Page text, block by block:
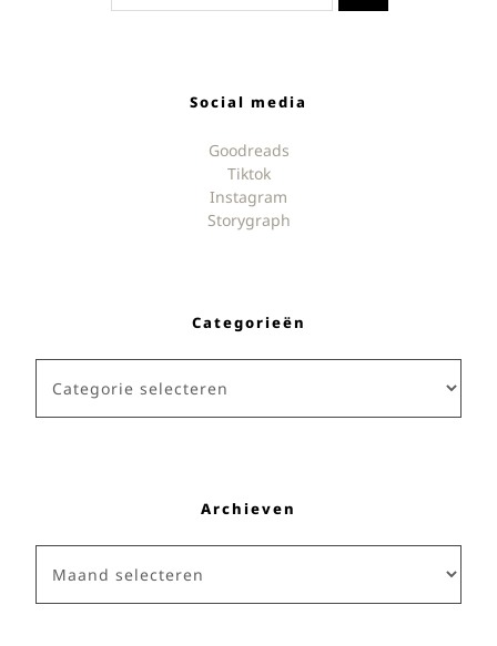
Social media
Goodreads
Tiktok
Instagram
Storygraph
Categorieën
Archieven